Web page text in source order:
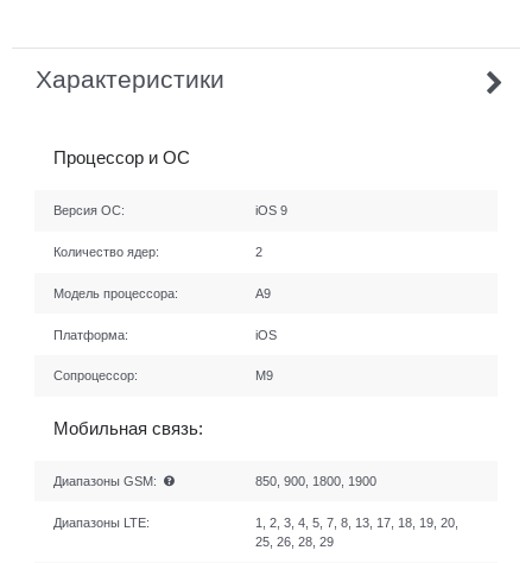
Характеристики
Процессор и ОС
Версия ОС: iOS 9
Количество ядер: 2
Модель процессора: A9
Платформа: iOS
Сопроцессор: М9
Мобильная связь:
Диапазоны GSM: 850, 900, 1800, 1900
Диапазоны LTE:
1, 2, 3, 4, 5, 7, 8, 13, 17, 18, 19, 20,
25, 26, 28, 29